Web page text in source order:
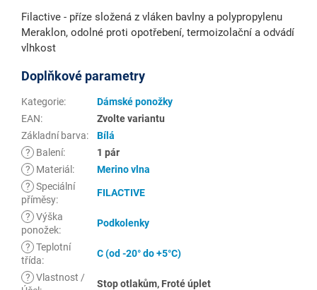
Filactive - příze složená z vláken bavlny a polypropylenu
Meraklon, odolné proti opotřebení, termoizolační a odvádí
vlhkost
Doplňkové parametry
Kategorie:
Dámské ponožky
EAN:
Zvolte variantu
Základní barva:
Bílá
?
Balení:
1 pár
?
Materiál :
Merino vlna
? Speciální
příměsy:
FILACTIVE
? Výška
ponožek:
Podkolenky
? Teplotní
třída:
C (od -20° do +5°C)
? Vlastnost /
Stop otlakům, Froté úplet